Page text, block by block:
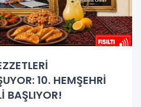
10. HEMŞEHRİ
BAŞLIYOR!